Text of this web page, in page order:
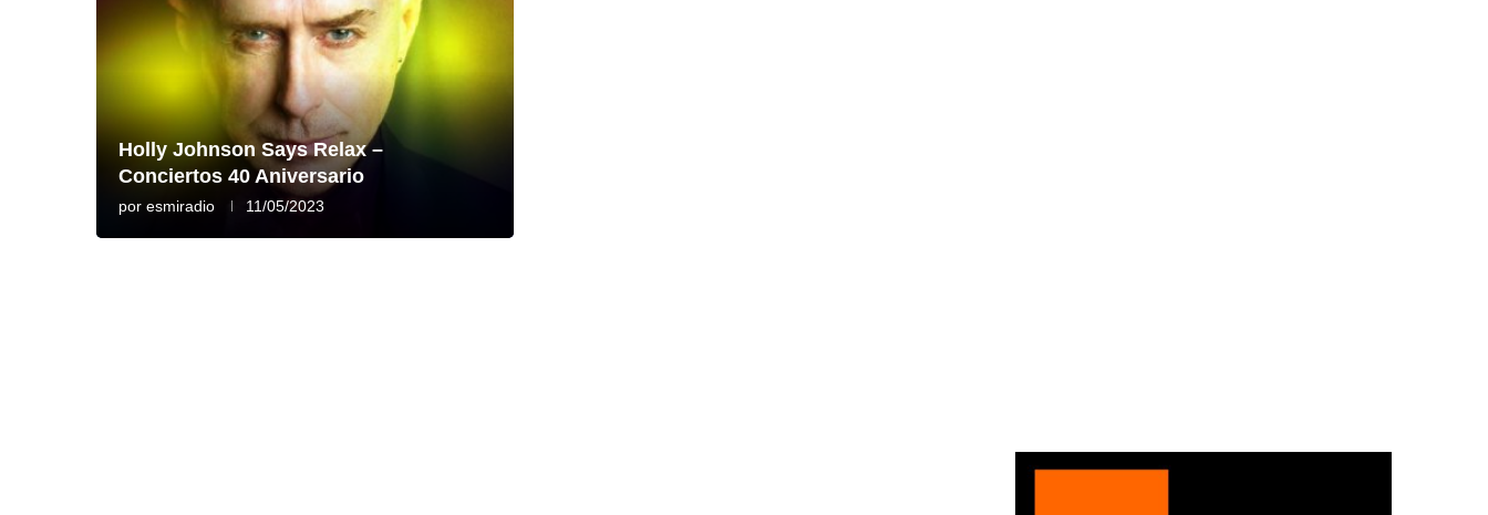
Holly Johnson Says Relax –
Conciertos 40 Aniversario
por esmiradio 11/05/2023